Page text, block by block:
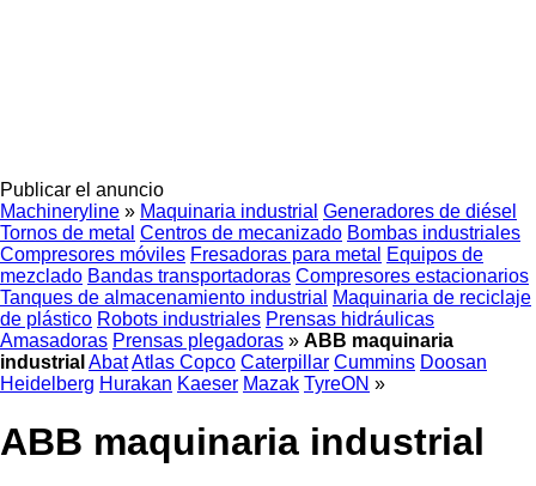
Publicar el anuncio
Machineryline » Maquinaria industrial Generadores de diésel
Tornos de metal Centros de mecanizado Bombas industriales
Compresores móviles Fresadoras para metal
Equipos de
mezclado Bandas transportadoras Compresores estacionarios
Tanques de almacenamiento industrial
Maquinaria de reciclaje
de plástico Robots industriales Prensas hidráulicas
Amasadoras Prensas plegadoras » ABB maquinaria
industrial AbatAtlas Copco Caterpillar Cummins Doosan
Heidelberg Hurakan Kaeser Mazak TyreON »
ABB maquinaria industrial